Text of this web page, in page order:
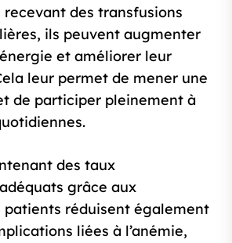
recevant des transfusions
ils peuvent augmenter
et améliorer leur
leur permet de mener une
de participer pleinement à
des taux
grâce aux
réduisent également
liées à l’anémie,